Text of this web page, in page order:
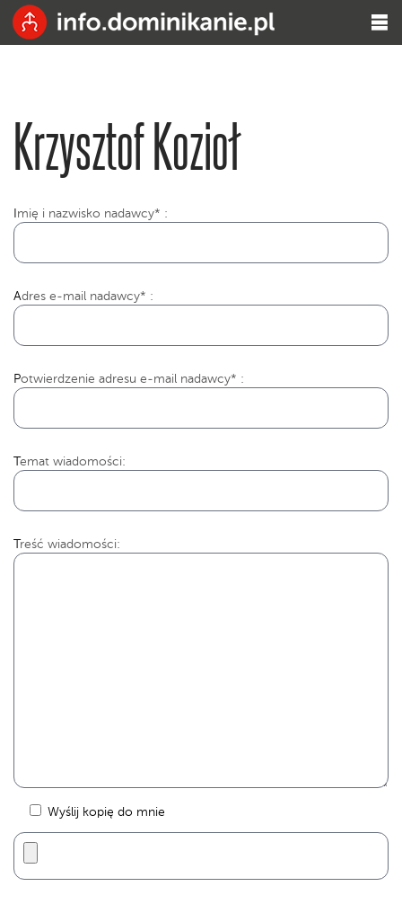
Krzysztof Kozioł
mię i nazwisko nadawcy* :
Adres e-mail nadawcy* :
Potwierdzenie adresu e-mail nadawcy* :
Temat wiadomości:
Treść wiadomości:
Wyślij kopię do mnie